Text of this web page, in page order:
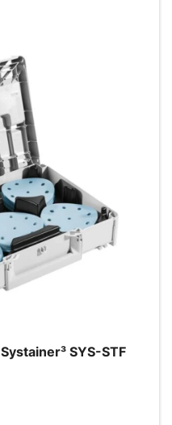
SYS-STF